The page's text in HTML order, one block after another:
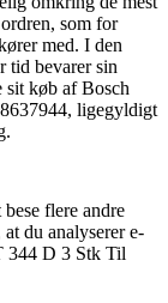
som for
med. I den
tid bevarer sin
sit køb af Bosch
ligegyldigt
flere andre
du analyserer e-
344 D 3 Stk Til